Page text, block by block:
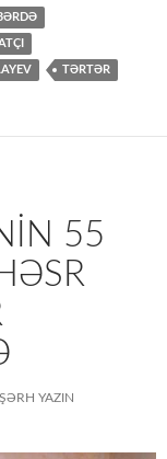
TƏRTƏR
55
YAZIN